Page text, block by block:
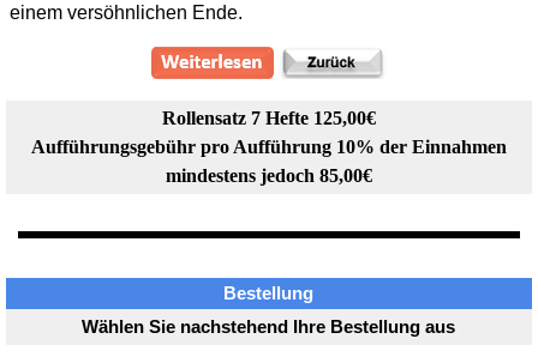
einem versöhnlichen Ende.
Rollensatz 7 Hefte 125,00€
Aufführungsgebühr pro Aufführung 10% der Einnahmen
mindestens jedoch 85,00€
Bestellung
Wählen Sie nachstehend Ihre Bestellung aus